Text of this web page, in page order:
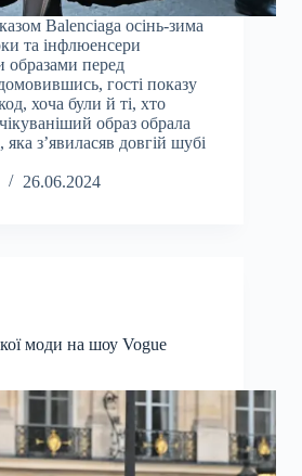
Balenciaga осінь-зима
та інфлюенсери
образами перед
гості показу
хоча були й ті, хто
образ обрала
яка з’явиласяв довгій шубі
26.06.2024
моди на шоу Vogue